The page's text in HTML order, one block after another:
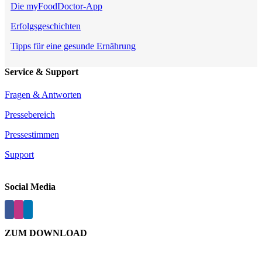
Die myFoodDoctor-App
Erfolgsgeschichten
Tipps für eine gesunde Ernährung
Service & Support
Fragen & Antworten
Pressebereich
Pressestimmen
Support
Social Media
ZUM DOWNLOAD